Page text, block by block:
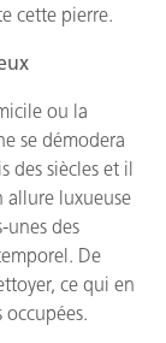
cette pierre.
ou la
se démodera
des siècles et il
allure luxueuse
unes des
De
ce qui en